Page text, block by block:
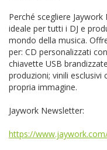
Perché scegliere
ideale per tutti i DJ e
mondo della musica.
per: CD personalizzati
chiavette USB
produzioni; vinili esclusivi
propria immagine.
Jaywork Newsletter:
https://